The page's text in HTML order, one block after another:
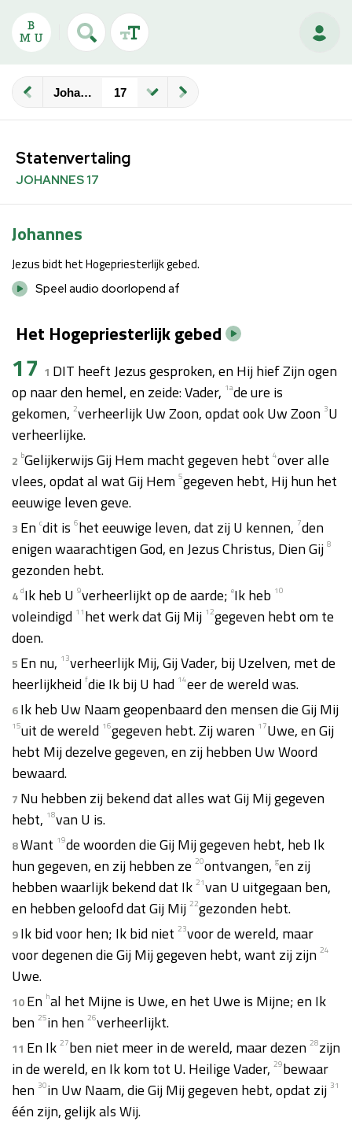
Johannes
Statenvertaling
JOHANNES 17
Johannes
Jezus bidt het Hogepriesterlijk gebed.
Speel audio doorlopend af
Het Hogepriesterlijk gebed
17 1 DIT heeft Jezus gesproken, en Hij hief Zijn ogen
op naar den hemel, en zeide: Vader, 1ade ure is
gekomen, 2verheerlijk Uw Zoon, opdat ook Uw Zoon 3U
verheerlijke.
2 bGelijkerwijs Gij Hem macht gegeven hebt 4over alle
vlees, opdat al wat Gij Hem 5gegeven hebt, Hij hun het
eeuwige leven geve.
3 En cdit is 6het eeuwige leven, dat zij U kennen, 7den
enigen waarachtigen God, en Jezus Christus, Dien Gij 8
gezonden hebt.
4 dIk heb U 9verheerlijkt op de aarde; eIk heb 10
voleindigd 11 het werk dat Gij Mij 12gegeven hebt om te
doen.
5 En nu, 13verheerlijk Mij, Gij Vader, bij Uzelven, met de
heerlijkheid fdie Ik bij U had 14eer de wereld was.
6Ik heb Uw Naam geopenbaard den mensen die Gij Mij
15uit de wereld 16gegeven hebt. Zij waren 17Uwe, en Gij
hebt Mij dezelve gegeven, en zij hebben Uw Woord
bewaard.
7 Nu hebben zij bekend dat alles wat Gij Mij gegeven
hebt, 18van U is.
8Want 19de woorden die Gij Mij gegeven hebt, heb Ik
hun gegeven, en zij hebben ze 20ontvangen, gen zij
hebben waarlijk bekend dat Ik 21van U uitgegaan ben,
en hebben geloofd dat Gij Mij 22gezonden hebt.
9Ik bid voor hen; Ik bid niet 23voor de wereld, maar
voor degenen die Gij Mij gegeven hebt, want zij zijn 24
Uwe.
10En hal het Mijne is Uwe, en het Uwe is Mijne; en Ik
ben 25in hen 26verheerlijkt.
11 En Ik 27ben niet meer in de wereld, maar dezen 28zijn
in de wereld, en Ik kom tot U. Heilige Vader, 29bewaar
hen 30in Uw Naam, die Gij Mij gegeven hebt, opdat zij 31
één zijn, gelijk als Wij.